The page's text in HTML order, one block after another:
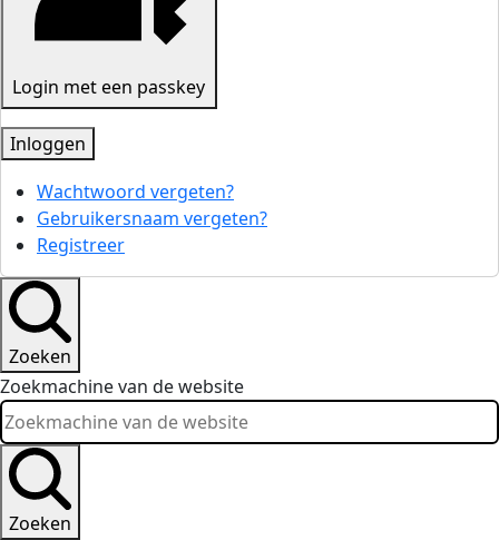
Login met een passkey
Inloggen
Wachtwoord vergeten?
Gebruikersnaam vergeten?
Registreer
Zoeken
Zoekmachine van de website
Zoeken